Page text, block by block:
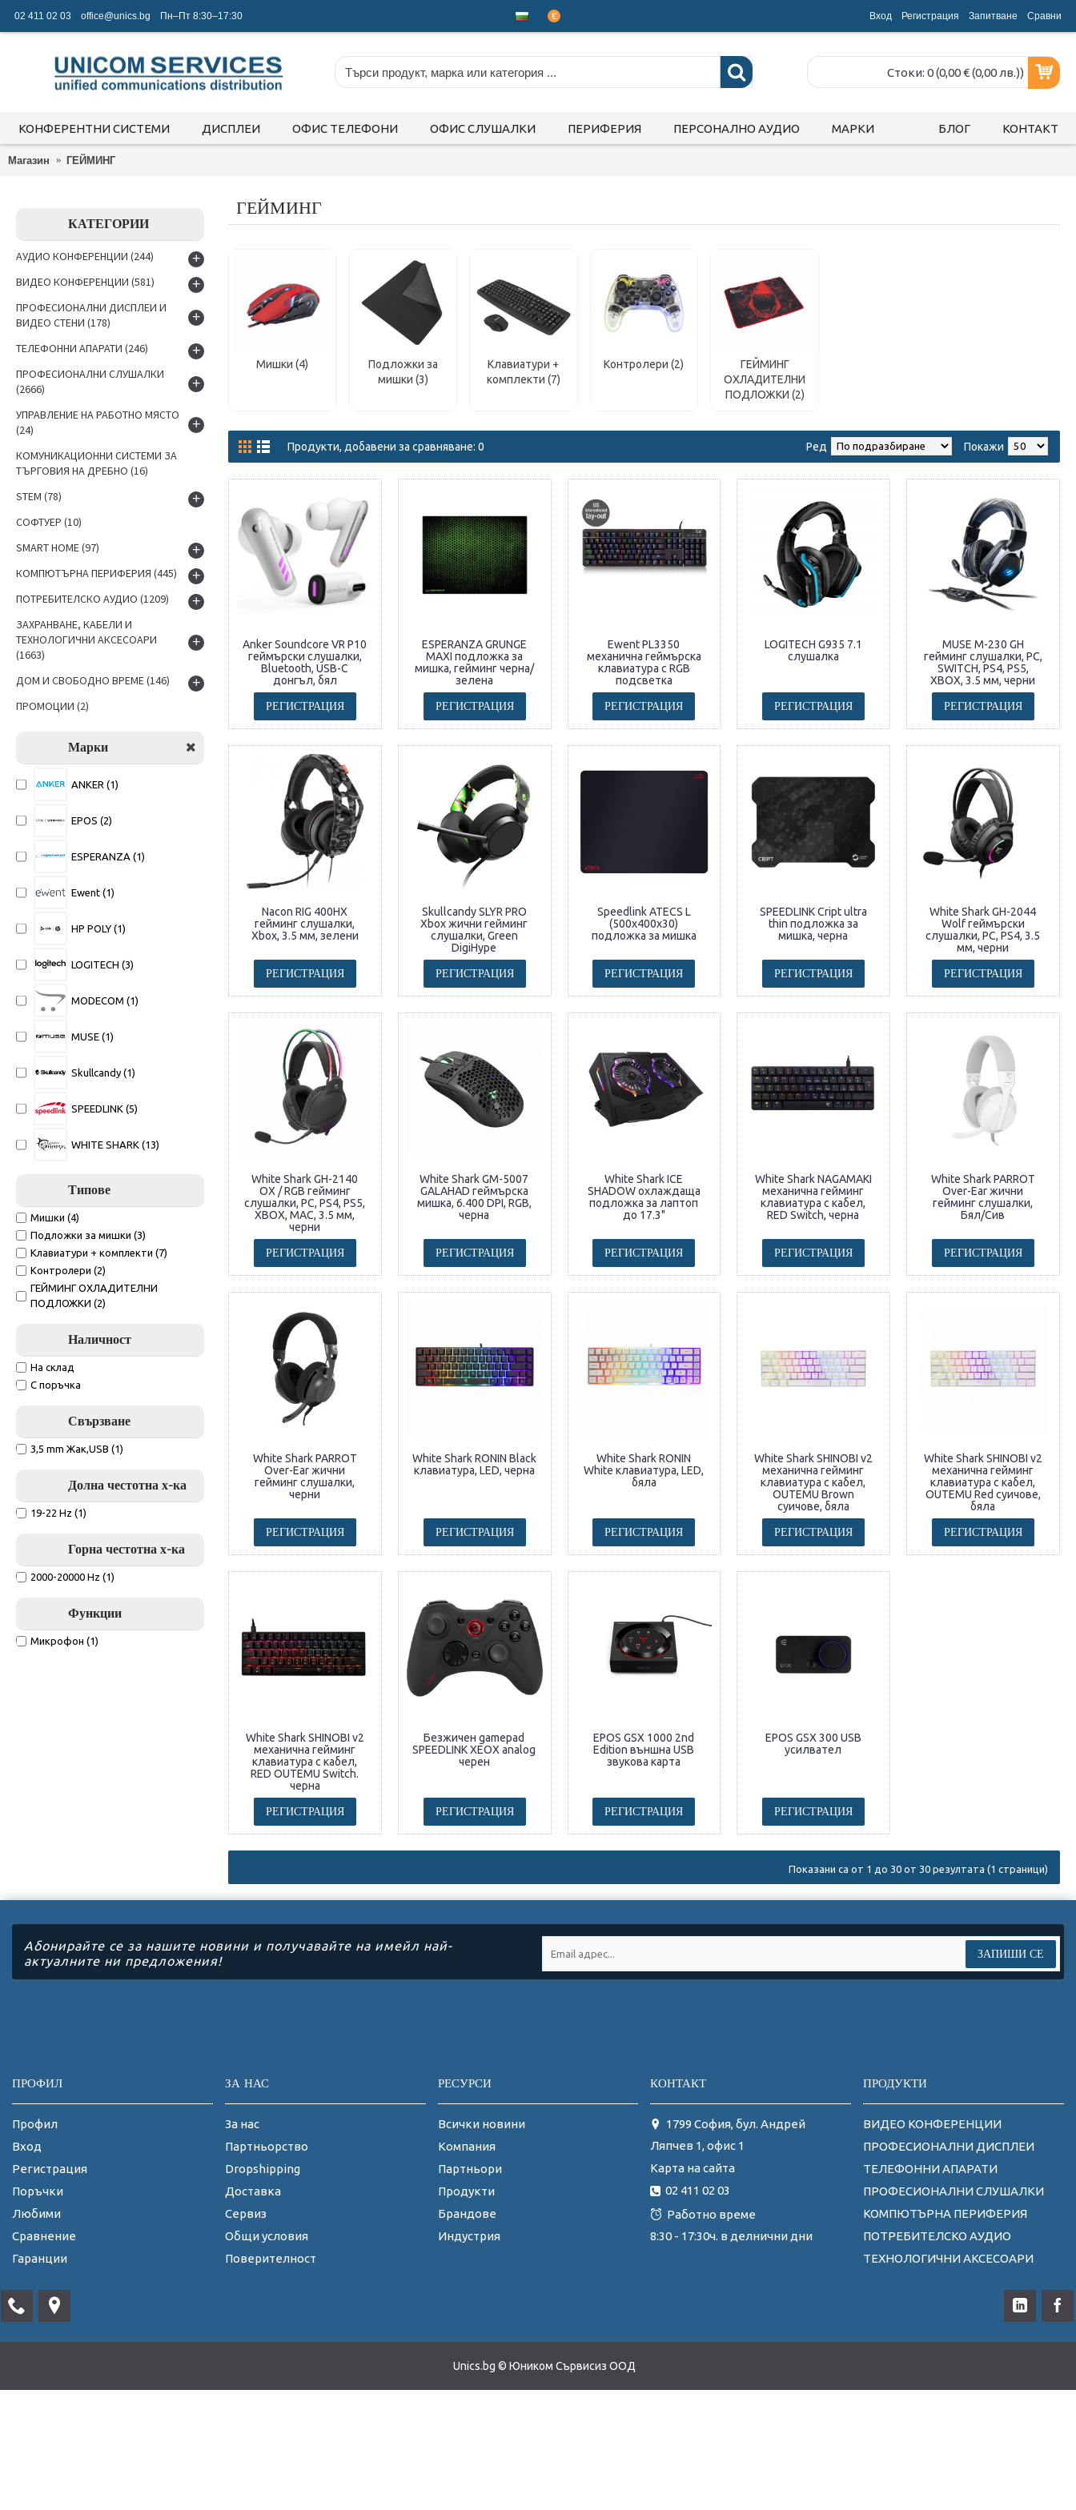
02 411 02 03 office@unics.bg Пн–Пт 8:30–17:30 € Вход Регистрация Запитване Срaвни
Стоки: 0 (0,00 € (0,00 лв.))
КОНФЕРЕНТНИ СИСТЕМИ ДИСПЛЕИ ОФИС ТЕЛЕФОНИ ОФИС СЛУШАЛКИ ПЕРИФЕРИЯ ПЕРСОНАЛНО АУДИО МАРКИ БЛОГ КОНТАКТ
Магазин ГЕЙМИНГ
КАТЕГОРИИ
АУДИО КОНФЕРЕНЦИИ (244) +
ВИДЕО КОНФЕРЕНЦИИ (581) +
ПРОФЕСИОНАЛНИ ДИСПЛЕИ И
ВИДЕО СТЕНИ (178) +
ТЕЛЕФОННИ АПАРАТИ (246) +
ПРОФЕСИОНАЛНИ СЛУШАЛКИ
(2666)
+
УПРАВЛЕНИЕ НА РАБОТНО МЯСТО
(24)
+
КОМУНИКАЦИОННИ СИСТЕМИ ЗА
ТЪРГОВИЯ НА ДРЕБНО (16)
STEM (78) +
СОФТУЕР (10)
SMART HOME(97) +
КОМПЮТЪРНА ПЕРИФЕРИЯ (445) +
ПОТРЕБИТЕЛСКО АУДИО (1209) +
ЗАХРАНВАНЕ, КАБЕЛИ И
ТЕХНОЛОГИЧНИ АКСЕСОАРИ
(1663)
+
ДОМ И СВОБОДНО ВРЕМЕ(146) +
ПРОМОЦИИ (2)
Марки
ANKER (1)
EPOS (2)
ESPERANZA (1)
Ewent (1)
HP POLY (1)
LOGITECH (3)
MODECOM (1)
MUSE (1)
Skullcandy (1)
SPEEDLINK (5)
WHITE SHARK (13)
Типове
Мишки (4)
Подложки за мишки (3)
Клавиатури + комплекти (7)
Контролери (2)
ГЕЙМИНГ ОХЛАДИТЕЛНИ
ПОДЛОЖКИ (2)
Наличност
На склад
С поръчка
Свързване
3,5 mm Жак,USB (1)
Долна честотна х-ка
19-22 Hz (1)
Горна честотна х-ка
2000-20000 Hz (1)
Функции
Микрофон (1)
ГЕЙМИНГ
Мишки (4)
Подложки за
мишки (3)
Клавиатури +
комплекти (7)
Контролери (2)
ГЕЙМИНГ
ОХЛАДИТЕЛНИ
ПОДЛОЖКИ (2)
Продукти, добавени за сравняване: 0 Покажи
Ред
Anker Soundcore VR P10
геймърски слушалки,
Bluetooth, USB-C
донгъл, бял
РЕГИСТРАЦИЯ
ESPERANZA GRUNGE
MAXI подложка за
мишка, гейминг черна/
зелена
РЕГИСТРАЦИЯ
Ewent PL3350
механична геймърска
клавиатура с RGB
подсветка
РЕГИСТРАЦИЯ
LOGITECH G935 7.1
слушалка
РЕГИСТРАЦИЯ
MUSE M-230 GH
гейминг слушалки, PC,
SWITCH, PS4, PS5,
XBOX, 3.5 мм, черни
РЕГИСТРАЦИЯ
Nacon RIG 400HX
гейминг слушалки,
Xbox, 3.5 мм, зелени
РЕГИСТРАЦИЯ
Skullcandy SLYR PRO
Xbox жични гейминг
слушалки, Green
DigiHype
РЕГИСТРАЦИЯ
Speedlink ATECS L
(500x400x30)
подложка за мишка
РЕГИСТРАЦИЯ
SPEEDLINK Cript ultra
thin подложка за
мишка, черна
РЕГИСТРАЦИЯ
White Shark GH-2044
Wolf геймърски
слушалки, PC, PS4, 3.5
мм, черни
РЕГИСТРАЦИЯ
White Shark GH-2140
OX / RGB гейминг
слушалки, PC, PS4, PS5,
XBOX, MAC, 3.5 мм,
черни
РЕГИСТРАЦИЯ
White Shark GM-5007
GALAHAD геймърска
мишка, 6.400 DPI, RGB,
черна
РЕГИСТРАЦИЯ
White Shark ICE
SHADOW охлаждаща
подложка за лаптоп
до 17.3"
РЕГИСТРАЦИЯ
White Shark NAGAMAKI
механична гейминг
клавиатура с кабел,
RED Switch, черна
РЕГИСТРАЦИЯ
White Shark PARROT
Over-Ear жични
гейминг слушалки,
Бял/Сив
РЕГИСТРАЦИЯ
White Shark PARROT
Over-Ear жични
гейминг слушалки,
черни
РЕГИСТРАЦИЯ
White Shark RONIN Black
клавиатура, LED, черна
РЕГИСТРАЦИЯ
White Shark RONIN
White клавиатура, LED,
бяла
РЕГИСТРАЦИЯ
White Shark SHINOBI v2
механична гейминг
клавиатура с кабел,
OUTEMU Brown
суичове, бяла
РЕГИСТРАЦИЯ
White Shark SHINOBI v2
механична гейминг
клавиатура с кабел,
OUTEMU Red суичове,
бяла
РЕГИСТРАЦИЯ
White Shark SHINOBI v2
механична гейминг
клавиатура с кабел,
RED OUTEMU Switch.
черна
РЕГИСТРАЦИЯ
Безжичен gamepad
SPEEDLINK XEOX analog
черен
РЕГИСТРАЦИЯ
EPOS GSX 1000 2nd
Edition външна USB
звукова карта
РЕГИСТРАЦИЯ
EPOS GSX 300 USB
усилвател
РЕГИСТРАЦИЯ
Показани са от 1 до 30 от 30 резултата (1 страници)
Абонирайте се за нашите новини и получавайте на имейл най-
актуалните ни предложения!
ЗАПИШИ СЕ
ПРОФИЛ
Профил
Вход
Регистрация
Поръчки
Любими
Сравнение
Гаранции
ЗА НАС
За нас
Партньорство
Dropshipping
Доставка
Сервиз
Общи условия
Поверителност
РЕСУРСИ
Всички новини
Компания
Партньори
Продукти
Брандове
Индустрия
КОНТАКТ
1799 София, бул. Андрей
Ляпчев 1, офис 1
Карта на сайта
02 411 02 03
Работно време
8:30 - 17:30ч. в делнични дни
ПРОДУКТИ
ВИДЕО КОНФЕРЕНЦИИ
ПРОФЕСИОНАЛНИ ДИСПЛЕИ
ТЕЛЕФОННИ АПАРАТИ
ПРОФЕСИОНАЛНИ СЛУШАЛКИ
КОМПЮТЪРНА ПЕРИФЕРИЯ
ПОТРЕБИТЕЛСКО АУДИО
ТЕХНОЛОГИЧНИ АКСЕСОАРИ
Unics.bg © Юником Сървисиз ООД